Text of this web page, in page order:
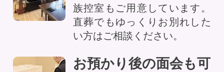
族控室もご用意しています。
直葬でもゆっくりお別れした
い方はご相談ください。
お預かり後の面会も可